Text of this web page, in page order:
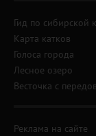
Гид по сибирской
Карта катков
Голоса города
Лесное озеро
Весточка с
Реклама на сайте